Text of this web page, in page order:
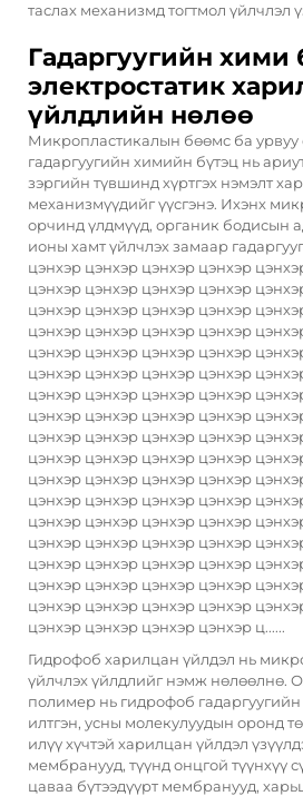
таслах механизмд тогтмол үйлчлэл
Гадаргуугийн хими
электростатик
үйлдлийн нөлөө
Микропластикалын бөөмс ба
гадаргуугийн химийн бүтэц нь
зэргийн түвшинд хүртгэх нэмэлт
механизмүүдийг үүсгэнэ. Ихэнх
орчинд үлдмүүд, органик бодисын
ионы хамт үйлчлэх замаар
цэнхэр цэнхэр цэнхэр цэнхэр
цэнхэр цэнхэр цэнхэр цэнхэр
цэнхэр цэнхэр цэнхэр цэнхэр
цэнхэр цэнхэр цэнхэр цэнхэр
цэнхэр цэнхэр цэнхэр цэнхэр
цэнхэр цэнхэр цэнхэр цэнхэр
цэнхэр цэнхэр цэнхэр цэнхэр
цэнхэр цэнхэр цэнхэр цэнхэр
цэнхэр цэнхэр цэнхэр цэнхэр
цэнхэр цэнхэр цэнхэр цэнхэр
цэнхэр цэнхэр цэнхэр цэнхэр
цэнхэр цэнхэр цэнхэр цэнхэр
цэнхэр цэнхэр цэнхэр цэнхэр
цэнхэр цэнхэр цэнхэр цэнхэр
цэнхэр цэнхэр цэнхэр цэнхэр
цэнхэр цэнхэр цэнхэр цэнхэр
цэнхэр цэнхэр цэнхэр цэнхэр
цэнхэр цэнхэр цэнхэр цэнхэр ц......
Гидрофоб харилцан үйлдэл нь
үйлчлэх үйлдлийг нэмж нөлөөлнө.
полимер нь гидрофоб
илтгэн, усны молекулуудын оронд
илүү хүчтэй харилцан үйлдэл
мембранууд, түүнд онцгой түүнхүү
цаваа бүтээдүүрт мембранууд,